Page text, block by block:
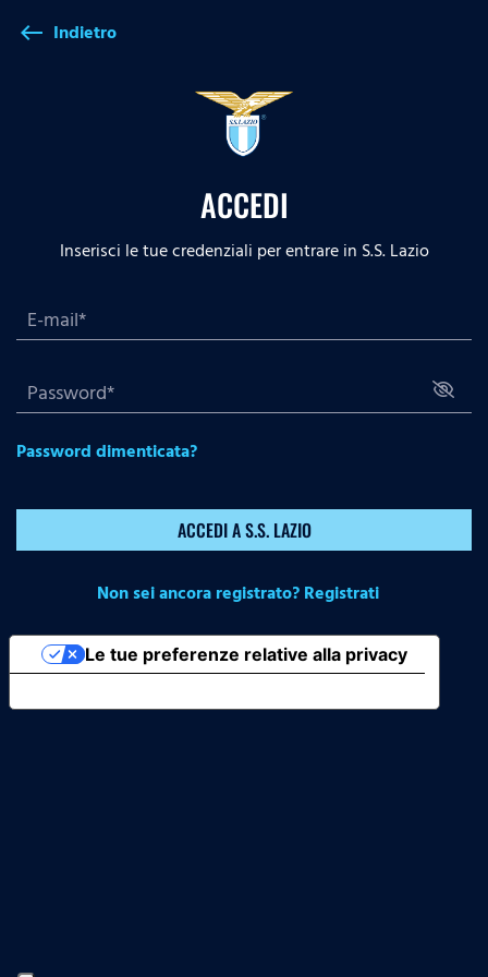
west Indietro
ACCEDI
Inserisci le tue credenziali per entrare in S.S. Lazio
Password dimenticata?
ACCEDI A S.S. LAZIO
Non sei ancora registrato? Registrati
Le tue preferenze relative alla privacy